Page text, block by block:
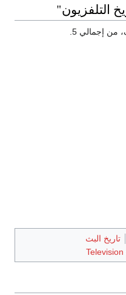
التلفزيون"
تاريخ البث